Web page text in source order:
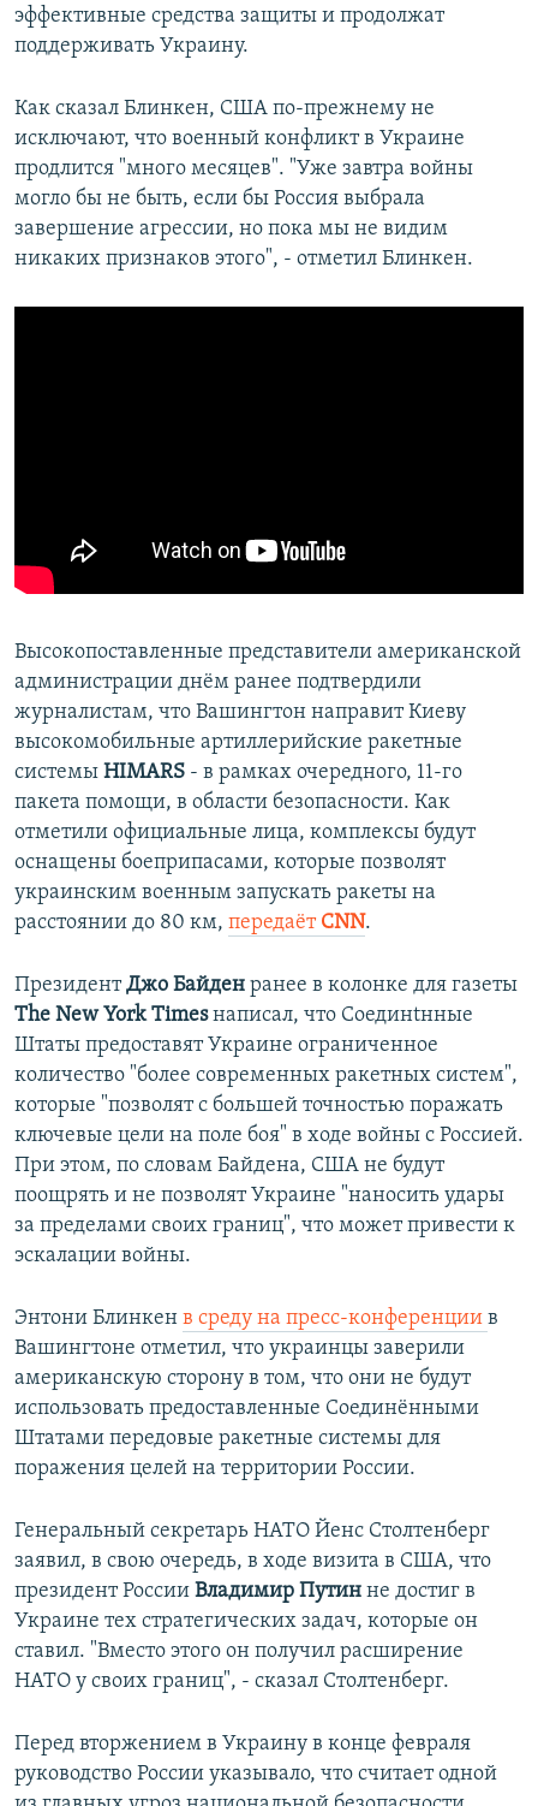
эффективные средства защиты и продолжат
поддерживать Украину.
Как сказал Блинкен, США по-прежнему не
исключают, что военный конфликт в Украине
продлится "много месяцев". "Уже завтра войны
могло бы не быть, если бы Россия выбрала
завершение агрессии, но пока мы не видим
никаких признаков этого", - отметил Блинкен.
Высокопоставленные представители американской
администрации днём ранее подтвердили
журналистам, что Вашингтон направит Киеву
высокомобильные артиллерийские ракетные
системы HIMARS - в рамках очередного, 11-го
пакета помощи, в области безопасности. Как
отметили официальные лица, комплексы будут
оснащены боеприпасами, которые позволят
украинским военным запускать ракеты на
расстоянии до 80 км, передаёт CNN.
ПрезидентДжо Байден ранее в колонке для газеты
The New York Timesнаписал, что Соединtнные
Штаты предоставят Украине ограниченное
количество "более современных ракетных систем",
которые "позволят с большей точностью поражать
ключевые цели на поле боя" в ходе войны с Россией.
При этом, по словам Байдена, США не будут
поощрять и не позволят Украине "наносить удары
за пределами своих границ", что может привести к
эскалации войны.
Энтони Блинкен в среду на пресс-конференции в
Вашингтоне отметил, что украинцы заверили
американскую сторону в том, что они не будут
использовать предоставленные Соединёнными
Штатами передовые ракетные системы для
поражения целей на территории России.
Генеральный секретарь НАТО Йенс Столтенберг
заявил, в свою очередь, в ходе визита в США, что
президент России Владимир Путин не достиг в
Украине тех стратегических задач, которые он
ставил. "Вместо этого он получил расширение
НАТО у своих границ", - сказал Столтенберг.
Перед вторжением в Украину в конце февраля
руководство России указывало, что считает одной